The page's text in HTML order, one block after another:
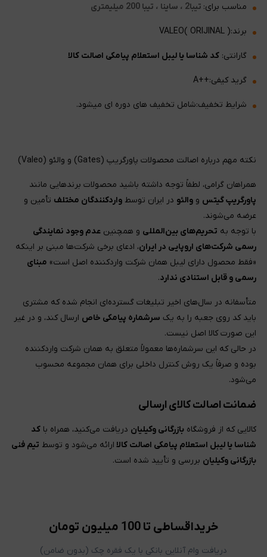
مناسب برای: تیبا2 ، ساینا ، تیبا 200 میلیمتری
برند:VALEO( ORIJINAL )
گارانتی: کد شناسا یا لیبل استعلام پیامکی اصالت کالا
گرید کیفی:++A
شرایط تخفیف:شامل تخفیف های دوره ای میشود.
نکته مهم درباره اصالت محصولات پاورگریپ (Gates) و والئو (Valeo)
همراهان گرامی، لطفاً توجه داشته باشید محصولات برندهایی مانند
پاورگریپ گیتس و والئو در ایران توسط واردکنندگان مختلف تأمین و
عرضه می‌شوند.
با توجه به تحریم‌های بین‌المللی و همچنین عدم وجود نمایندگی
رسمی شرکت‌های اروپایی در ایران، ادعای برخی شرکت‌ها مبنی بر اینکه
«فقط محصول دارای لیبل همان شرکت واردکننده اصل است» مبنای
رسمی و قابل استنادی ندارد.
متأسفانه در سال‌های اخیر تبلیغات گسترده‌ای انجام شده که مشتری
باید کد روی جعبه را به یک سرشماره پیامکی خاص ارسال کند، و در غیر
این صورت کالا اصل نیست.
در حالی که این سرشماره‌ها معمولاً متعلق به همان شرکت واردکننده
بوده و صرفاً یک روش کنترل داخلی برای همان مجموعه محسوب
می‌شود.
ضمانت اصالت کالای ارسالی
کالایی که از فروشگاه بازرگانی وکیلیان دریافت می‌کنید، همراه با کد
شناسا یا لیبل استعلام پیامکی اصالت کالا ارائه می‌شود و توسط تیم فنی
بازرگانی وکیلیان بررسی و تأیید شده است.
خریداقساطی تا 100 میلیون تومان
دریافت وام آنلاین بانکی با یک فقره چک (بدون ضامن)